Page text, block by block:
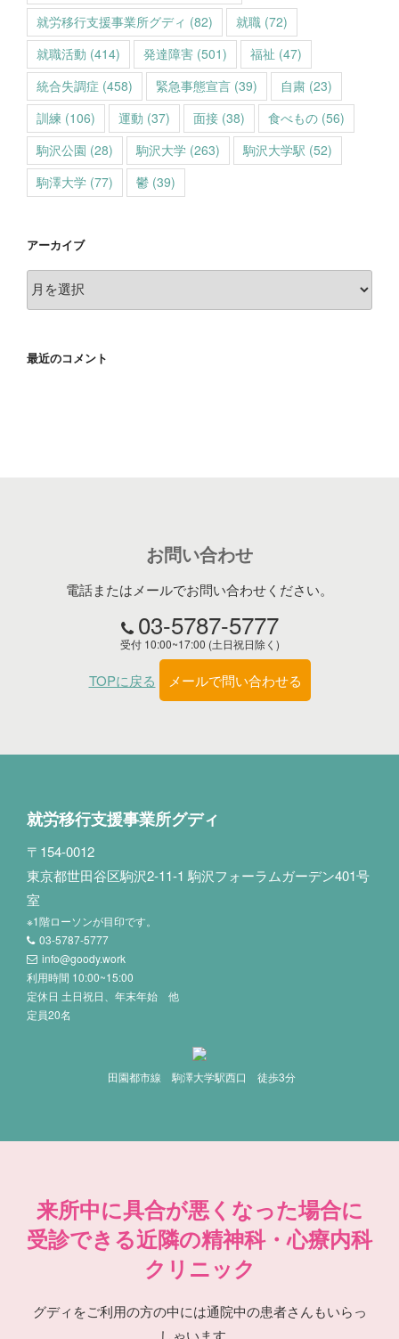
就労移行支援事業所グディ (82) 就職 (72)
就職活動 (414) 発達障害 (501) 福祉 (47)
統合失調症 (458) 緊急事態宣言 (39) 自粛 (23)
訓練 (106) 運動 (37) 面接 (38) 食べもの (56)
駒沢公園 (28) 駒沢大学 (263) 駒沢大学駅 (52)
駒澤大学 (77) 鬱 (39)
アーカイブ
ア
ー
イ
最近のコメント
お問い合わせ
電話またはメールでお問い合わせください。
03-5787-5777
受付 10:00~17:00 (土日祝日除く)
TOPに戻る メールで問い合わせる
就労移行支援事業所グディ
〒154-0012
東京都世田谷区駒沢2-11-1 駒沢フォーラムガーデン401号
室
※1階ローソンが目印です。
03-5787-5777
info@goody.work
利用時間 10:00~15:00
定休日 土日祝日、年末年始 他
定員20名
田園都市線 駒澤大学駅西口 徒歩3分
来所中に具合が悪くなった場合に
受診できる近隣の精神科・心療内科
クリニック
グディをご利用の方の中には通院中の患者さんもいらっ
しゃいます。